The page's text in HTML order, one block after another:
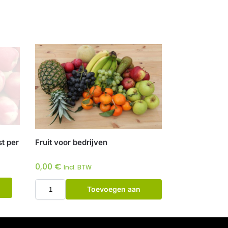
per
Fruit voor bedrijven
0,00 € Incl. BTW
Toevoegen aan